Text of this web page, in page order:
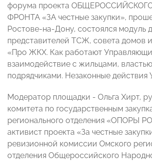
форума проекта
ФРОНТА «ЗА честные закупки»,
Ростове-на-Дону, состоялся модуль
представителей ТСЖ, совета домов
«Про ЖКХ. Как работают
взаимодействие с жильцами,
подрядчиками. Незаконные действия
Модератор площадки - Ольга Хирт,
комитета по государственным
регионального отделения «ОПОРЫ
активист проекта «За честные
ревизионной комиссии Омского
отделения Общероссийского